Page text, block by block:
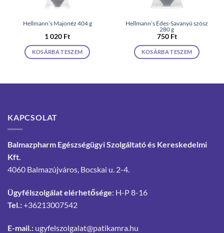
Hellmann’s Majonéz 404 g
1 020 Ft
KOSÁRBA TESZEM
Hellmann’s Édes-Savanyú szósz
280 g
750 Ft
KOSÁRBA TESZEM
KAPCSOLAT
Balmazpharm Egészségügyi Szolgáltató és Kereskedelmi
Kft.
4060 Balmazújváros, Bocskai u. 2-4.
Ügyfélszolgálat elérhetősége: H-P 8-16
Tel.:+36213007542
E-mail.: ugyfelszolgalat@patikamra.hu